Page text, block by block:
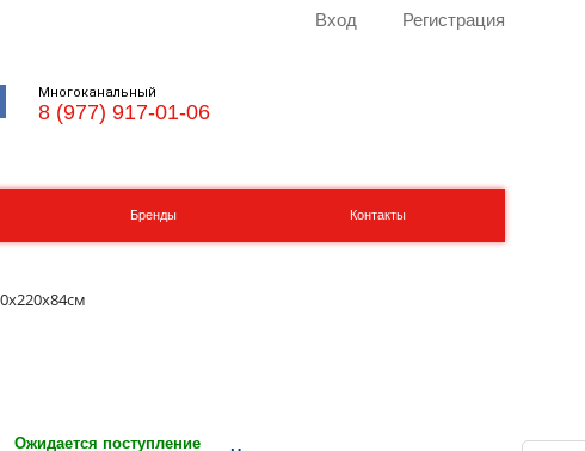
Вход Регистрация
Многоканальный
8 (977) 917-01-06
Бренды Контакты
Ожидается поступление